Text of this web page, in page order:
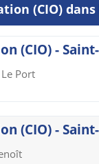
(CIO)
(CIO) -
Port
(CIO) -